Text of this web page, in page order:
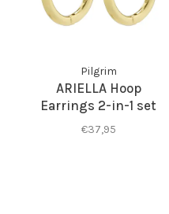
Pilgrim
ARIELLA Hoop
Earrings 2-in-1 set
Gold-Plated
€37,95